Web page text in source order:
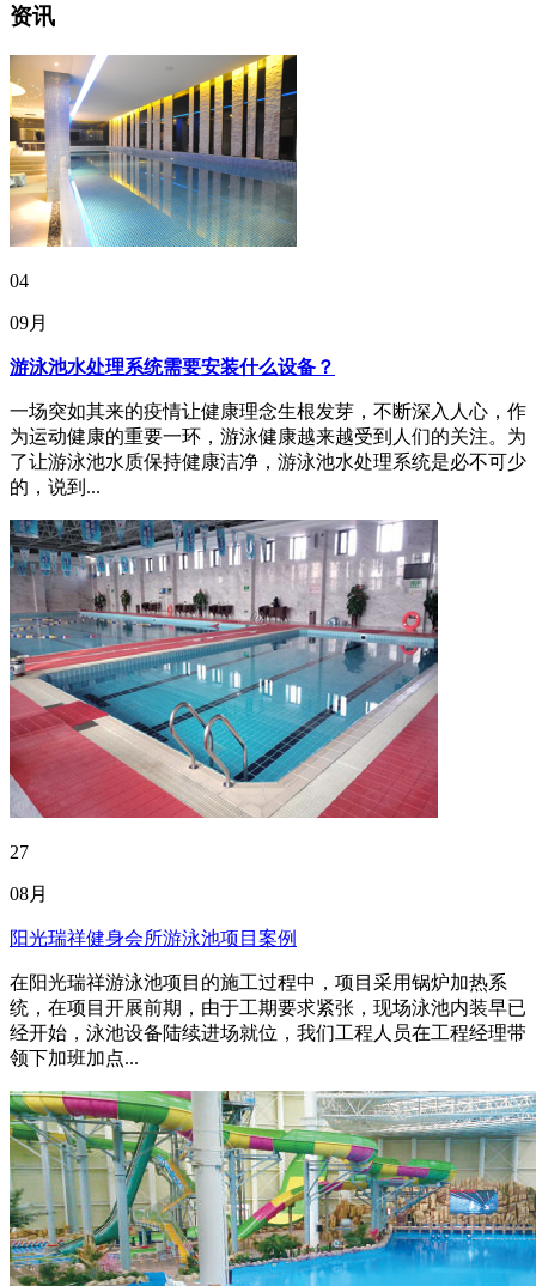
资讯
04
09月
游泳池水处理系统需要安装什么设备？
一场突如其来的疫情让健康理念生根发芽，不断深入人心，作
为运动健康的重要一环，游泳健康越来越受到人们的关注。为
了让游泳池水质保持健康洁净，游泳池水处理系统是必不可少
的，说到...
27
08月
阳光瑞祥健身会所游泳池项目案例
在阳光瑞祥游泳池项目的施工过程中，项目采用锅炉加热系
统，在项目开展前期，由于工期要求紧张，现场泳池内装早已
经开始，泳池设备陆续进场就位，我们工程人员在工程经理带
领下加班加点...